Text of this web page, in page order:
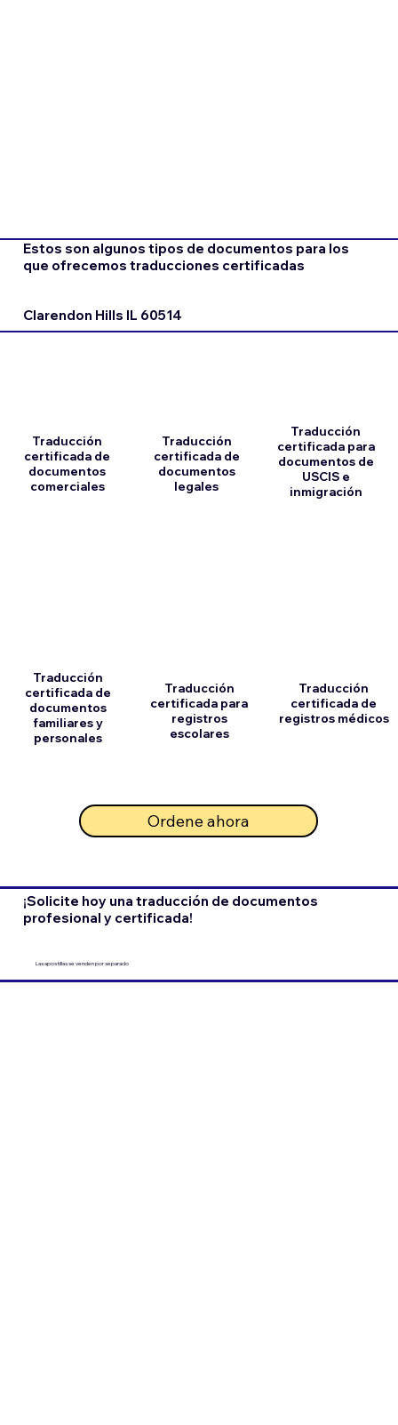
Estos son algunos tipos de documentos para los
que ofrecemos traducciones certificadas
Clarendon Hills IL 60514
Traducción
certificada de
documentos
comerciales
Traducción
certificada de
documentos
familiares y
personales
Traducción
certificada de
documentos
legales
Traducción
certificada para
registros
escolares
Ordene ahora
Traducción
certificada para
documentos de
USCIS e
inmigración
Traducción
certificada de
registros médicos
¡Solicite hoy una traducción de documentos
profesional y certificada!
Las apostillas se venden por separado